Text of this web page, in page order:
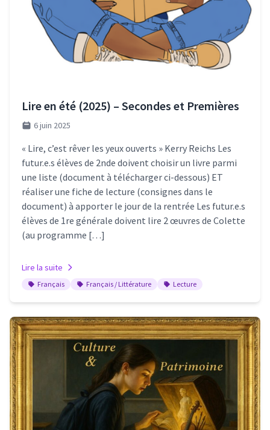
Lire en été (2025) – Secondes et Premières
6 juin 2025
« Lire, c’est rêver les yeux ouverts » Kerry Reichs Les
futur.e.s élèves de 2nde doivent choisir un livre parmi
une liste (document à télécharger ci-dessous) ET
réaliser une fiche de lecture (consignes dans le
document) à apporter le jour de la rentrée Les futur.e.s
élèves de 1re générale doivent lire 2 œuvres de Colette
(au programme […]
Lire la suite
Français Français / Littérature Lecture